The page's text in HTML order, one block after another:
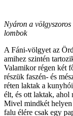
Nyáron a
lombok
A Fáni-völgyet az
amihez szintén
Valamikor régen két
részük faszén- és
réten laktak a
élt, és ott laktak, ahol
Mivel mindkét helyen
falu élére csak egy